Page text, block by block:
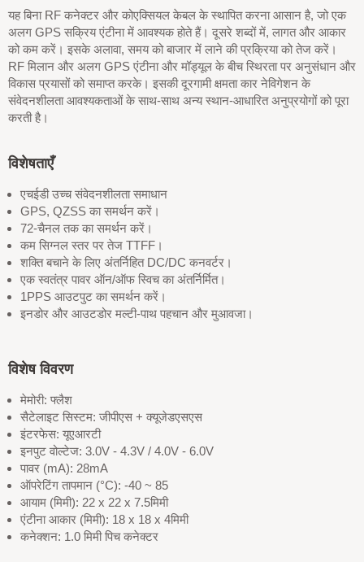
यह बिना RF कनेक्टर और कोएक्सियल केबल के स्थापित करना आसान है, जो एक
अलग GPS सक्रिय एंटीना में आवश्यक होते हैं। दूसरे शब्दों में, लागत और आकार
को कम करें। इसके अलावा, समय को बाजार में लाने की प्रक्रिया को तेज करें।
RF मिलान और अलग GPS एंटीना और मॉड्यूल के बीच स्थिरता पर अनुसंधान और
विकास प्रयासों को समाप्त करके। इसकी दूरगामी क्षमता कार नेविगेशन के
संवेदनशीलता आवश्यकताओं के साथ-साथ अन्य स्थान-आधारित अनुप्रयोगों को पूरा
करती है।
विशेषताएँ
एचईडी उच्च संवेदनशीलता समाधान
GPS, QZSS का समर्थन करें।
72-चैनल तक का समर्थन करें।
कम सिग्नल स्तर पर तेज TTFF।
शक्ति बचाने के लिए अंतर्निहित DC/DC कनवर्टर।
एक स्वतंत्र पावर ऑन/ऑफ स्विच का अंतर्निर्मित।
1PPS आउटपुट का समर्थन करें।
इनडोर और आउटडोर मल्टी-पाथ पहचान और मुआवजा।
विशेष विवरण
मेमोरी: फ्लैश
सैटेलाइट सिस्टम: जीपीएस + क्यूजेडएसएस
इंटरफेस: यूएआरटी
इनपुट वोल्टेज: 3.0V - 4.3V / 4.0V - 6.0V
पावर (mA): 28mA
ऑपरेटिंग तापमान (°C): -40 ~ 85
आयाम (मिमी): 22 x 22 x 7.5मिमी
एंटीना आकार (मिमी): 18 x 18 x 4मिमी
कनेक्शन: 1.0 मिमी पिच कनेक्टर